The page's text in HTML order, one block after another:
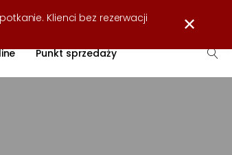
O firmie Współpraca Kontakt
Punkt sprzedaży
Klienci bez rezerwacji
✕